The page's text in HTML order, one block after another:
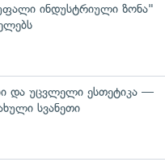
ინდუსტრიული ზონა"
და უცვლელი ესთეტიკა —
სვანეთი